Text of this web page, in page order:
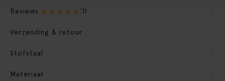
Reviews (1)
Verzending & retour
Stofstaal
Materiaal